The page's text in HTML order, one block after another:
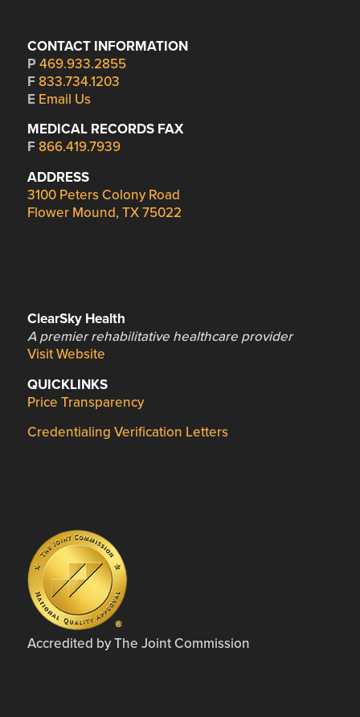
CONTACT INFORMATION
P 469.933.2855
F 833.734.1203
E Email Us
MEDICAL RECORDS FAX
F 866.419.7939
ADDRESS
3100 Peters Colony Road
Flower Mound, TX 75022
ClearSky Health
A premier rehabilitative healthcare provider
Visit Website
QUICKLINKS
Price Transparency
Credentialing Verification Letters
Accredited by The Joint Commission